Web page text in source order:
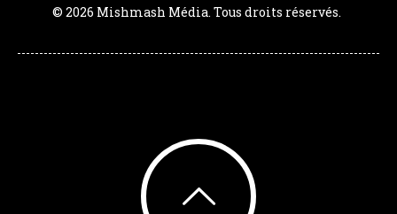
© 2026 Mishmash Média. Tous droits réservés.